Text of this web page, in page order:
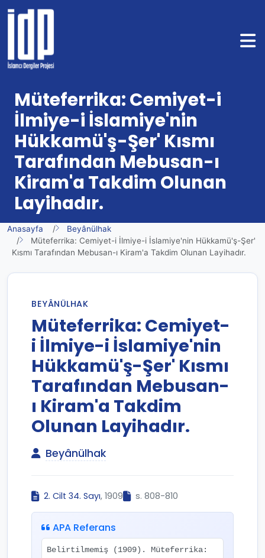
Müteferrika: Cemiyet-i
İlmiye-i İslamiye'nin
Hükkamü'ş-Şer' Kısmı
Tarafından Mebusan-ı
Kiram'a Takdim Olunan
Layihadır.
Anasayfa
Beyânülhak
Müteferrika: Cemiyet-i İlmiye-i İslamiye'nin Hükkamü'ş-Şer'
Kısmı Tarafından Mebusan-ı Kiram'a Takdim Olunan Layihadır.
BEYÂNÜLHAK
Müteferrika: Cemiyet-
i İlmiye-i İslamiye'nin
Hükkamü'ş-Şer' Kısmı
Tarafından Mebusan-
ı Kiram'a Takdim
Olunan Layihadır.
Beyânülhak
2. Cilt 34. Sayı, 1909 s. 808-810
APA Referans
Belirtilmemiş (1909). Müteferrika: